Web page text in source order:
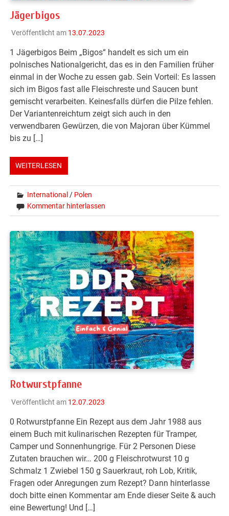
Jägerbigos
Veröffentlicht am 13.07.2023
1 Jägerbigos Beim „Bigos“ handelt es sich um ein
polnisches Nationalgericht, das es in den Familien früher
einmal in der Woche zu essen gab. Sein Vorteil: Es lassen
sich im Bigos fast alle Fleischreste und Saucen bunt
gemischt verarbeiten. Keinesfalls dürfen die Pilze fehlen.
Der Variantenreichtum zeigt sich auch in den
verwendbaren Gewürzen, die von Majoran über Kümmel
bis zu […]
WEITERLESEN
International / Polen
Kommentar hinterlassen
Rotwurstpfanne
Veröffentlicht am 12.07.2023
0 Rotwurstpfanne Ein Rezept aus dem Jahr 1988 aus
einem Buch mit kulinarischen Rezepten für Tramper,
Camper und Sonnenhungrige. Für 2 Personen Diese
Zutaten brauchen wir… 200 g Fleischrotwurst 10 g
Schmalz 1 Zwiebel 150 g Sauerkraut, roh Lob, Kritik,
Fragen oder Anregungen zum Rezept? Dann hinterlasse
doch bitte einen Kommentar am Ende dieser Seite & auch
eine Bewertung! Und […]